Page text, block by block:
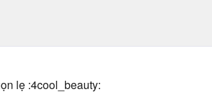
lẹ :4cool_beauty: